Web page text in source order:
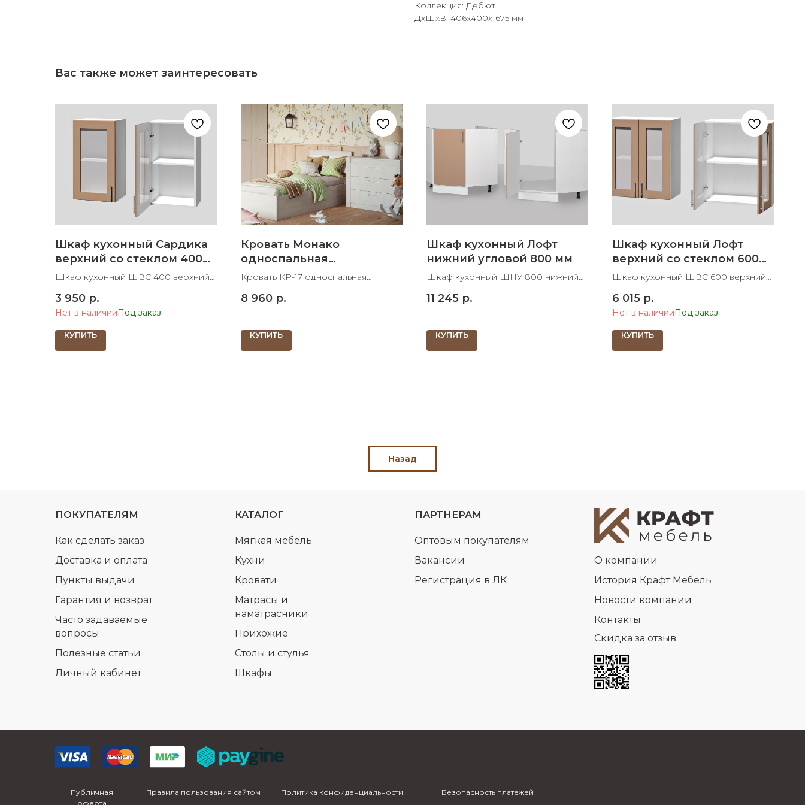
Коллекция: Дебют
ДxШxВ: 406x400x1675 мм
Вас также может заинтересовать
Шкаф кухонный Сардика
верхний со стеклом 400
мм
Шкаф кухонный ШВС 400 верхний
3 950 р.
Нет в наличии
КУПИТЬ
Кровать Монако
односпальная
936х2098х910
Кровать КР-17 односпальная
место 900х2000 ШхД
8 960 р.
КУПИТЬ
Шкаф кухонный Лофт
нижний угловой 800 мм
Шкаф кухонный ШНУ 800 нижний
11 245 р.
КУПИТЬ
Шкаф кухонный Лофт
верхний со стеклом 600
мм
Шкаф кухонный ШВС 600 верхний
6 015 р.
Нет в наличии
КУПИТЬ
Назад
ПАРТНЕРАМ
Регистрация в ЛК
Оптовым покупателям
Вакансии
КАТАЛОГ
Кухни
Мягкая мебель
Кровати
Матрасы и
наматрасники
Прихожие
Столы и стулья
Шкафы
ПОКУПАТЕЛЯМ
Доставка и оплата
Часто задаваемые
вопросы
Гарантия и возврат
Полезные статьи
Пункты выдачи
Как сделать заказ
Личный кабинет
О компании
История Крафт Мебель
Новости компании
Контакты
Скидка за отзыв
Публичная
оферта
Правила пользования сайтом Политика конфиденциальности Безопасность платежей